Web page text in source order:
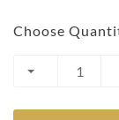
Choose